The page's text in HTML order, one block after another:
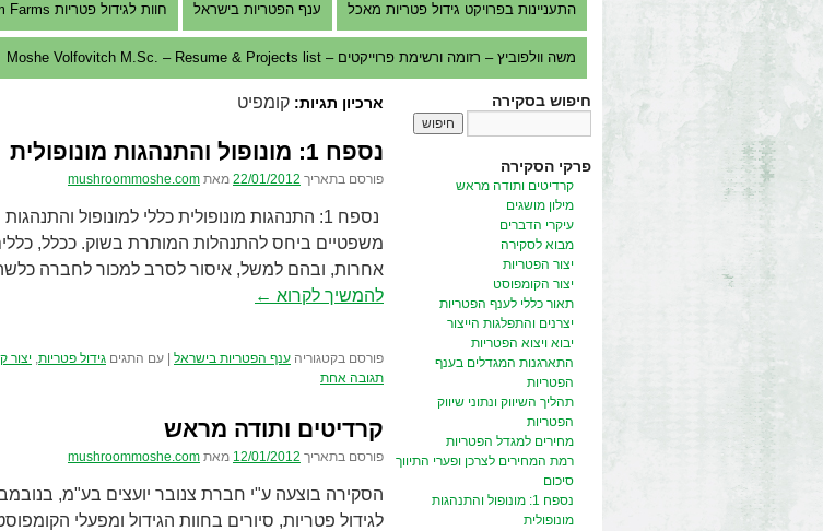
התעניינות בפרויקט גידול פטריות מאכל ענף הפטריות בישראל חוות לגידול פטריות Mushroom Farms
משה וולפוביץ – רזומה ורשימת פרוייקטים – Moshe Volfovitch M.Sc. – Resume & Projects list
ארכיון תגיות: קומפיט
נספח 1: מונופול והתנהגות מונופולית
פורסם בתאריך 22/01/2012 מאת mushroommoshe.com
נספח 1: התנהגות מונופולית כללי למונופול
משפטיים ביחס להתנהלות המותרת בשוק. ככלל,
אחרות, ובהם למשל, איסור לסרב למכור לחברה
להמשיך לקרוא ←
פורסם בקטגוריה ענף הפטריות בישראל עם התגים גידול פטריות, יצור
תגובה אחת
קרדיטים ותודה מראש
פורסם בתאריך 12/01/2012 מאת mushroommoshe.com
לגידול פטריות, סיורים בחוות הגידול ומפעלי
חיפוש בסקירה
פרקי הסקירה
קרדיטים ותודה מראש
מילון מושגים
עיקרי הדברים
מבוא לסקירה
יצור הפטריות
יצור הקומפוסט
תאור כללי לענף הפטריות
יצרנים והתפלגות הייצור
יבוא ויצוא הפטריות
התארגנות המגדלים בענף
הפטריות
תהליך השיווק ונתוני שיווק
הפטריות
מחירים למגדל הפטריות
רמת המחירים לצרכן ופערי התיווך
סיכום
נספח 1: מונופול והתנהגות
מונופולית